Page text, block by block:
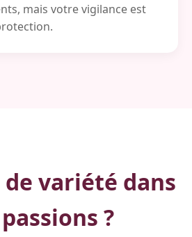
mais votre vigilance est
variété dans
?